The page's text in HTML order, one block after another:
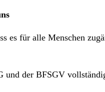
es für alle Menschen
und der BFSGV